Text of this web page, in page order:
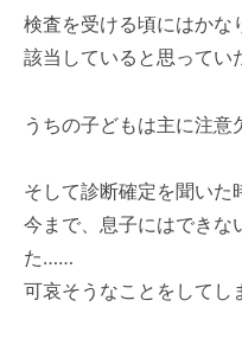
検査を受ける頃にはかな
該当していると思ってい
うちの子どもは主に注意
そして診断確定を聞いた
今まで、息子にはできな
た……
可哀そうなことをしてし